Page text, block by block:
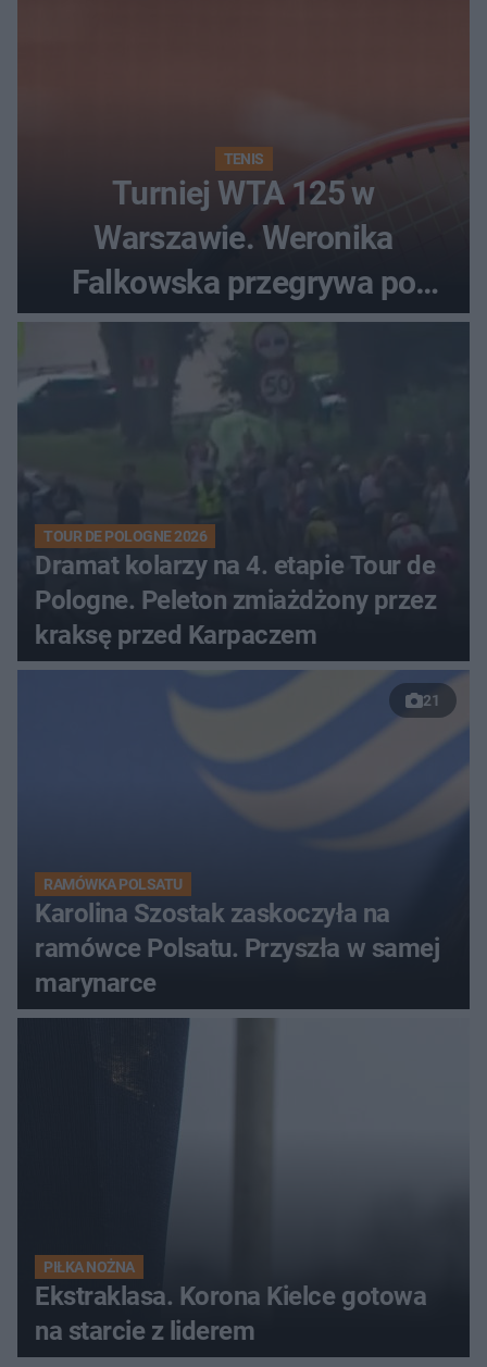
TENIS
Turniej WTA 125 w
Warszawie. Weronika
Falkowska przegrywa po
zaciętym boju
TOUR DE POLOGNE 2026
Dramat kolarzy na 4. etapie Tour de
Pologne. Peleton zmiażdżony przez
kraksę przed Karpaczem
21
RAMÓWKA POLSATU
Karolina Szostak zaskoczyła na
ramówce Polsatu. Przyszła w samej
marynarce
PIŁKA NOŻNA
Ekstraklasa. Korona Kielce gotowa
na starcie z liderem